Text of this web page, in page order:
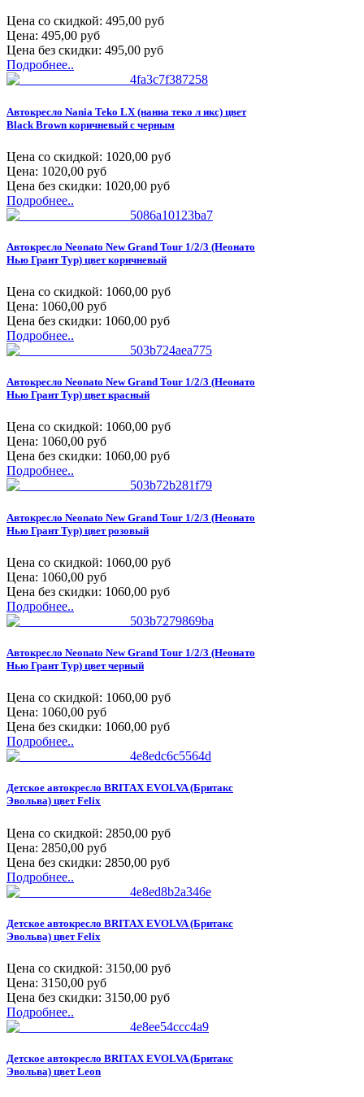
Цена со скидкой: 495,00 руб
Цена: 495,00 руб
Цена без скидки: 495,00 руб
Подробнее..
Автокресло Nania Teko LX (наниа теко л икс) цвет
Black Brown коричневый с черным
Цена со скидкой: 1020,00 руб
Цена: 1020,00 руб
Цена без скидки: 1020,00 руб
Подробнее..
Автокресло Neonato New Grand Tour 1/2/3 (Неонато
Нью Грант Тур) цвет коричневый
Цена со скидкой: 1060,00 руб
Цена: 1060,00 руб
Цена без скидки: 1060,00 руб
Подробнее..
Автокресло Neonato New Grand Tour 1/2/3 (Неонато
Нью Грант Тур) цвет красный
Цена со скидкой: 1060,00 руб
Цена: 1060,00 руб
Цена без скидки: 1060,00 руб
Подробнее..
Автокресло Neonato New Grand Tour 1/2/3 (Неонато
Нью Грант Тур) цвет розовый
Цена со скидкой: 1060,00 руб
Цена: 1060,00 руб
Цена без скидки: 1060,00 руб
Подробнее..
Автокресло Neonato New Grand Tour 1/2/3 (Неонато
Нью Грант Тур) цвет черный
Цена со скидкой: 1060,00 руб
Цена: 1060,00 руб
Цена без скидки: 1060,00 руб
Подробнее..
Детское автокресло BRITAX EVOLVA (Бритакс
Эвольва) цвет Felix
Цена со скидкой: 2850,00 руб
Цена: 2850,00 руб
Цена без скидки: 2850,00 руб
Подробнее..
Детское автокресло BRITAX EVOLVA (Бритакс
Эвольва) цвет Felix
Цена со скидкой: 3150,00 руб
Цена: 3150,00 руб
Цена без скидки: 3150,00 руб
Подробнее..
Детское автокресло BRITAX EVOLVA (Бритакс
Эвольва) цвет Leon